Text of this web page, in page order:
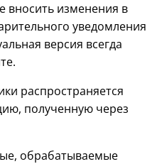
вносить изменения в
уведомления
версия всегда
распространяется
полученную через
обрабатываемые